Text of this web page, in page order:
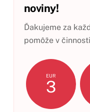
noviny!
Ďakujeme za
pomôže v
EUR
3